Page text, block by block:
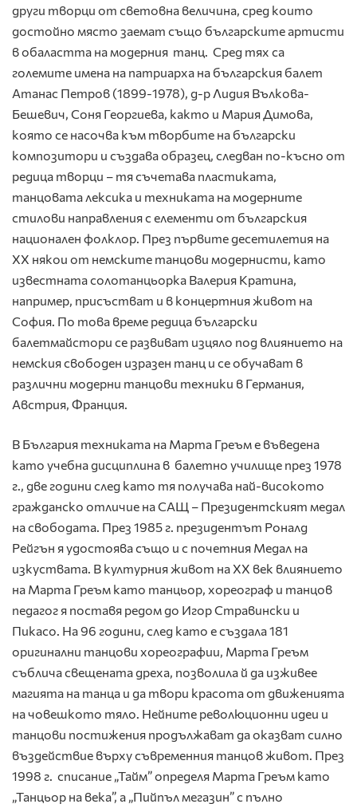
други творци от световна величина, сред които
достойно място заемат също българските артисти
в обаластта на модерния танц. Сред тях са
големите имена на патриарха на българския балет
Атанас Петров (1899-1978), д-р Лидия Вълкова-
Бешевич, Соня Георгиева, както и Мария Димова,
която се насочва към творбите на български
композитори и създава образец, следван по-късно от
редица творци – тя съчетава пластиката,
танцовата лексика и техниката на модерните
стилови направления с елементи от българския
национален фолклор. През първите десетилетия на
ХХ някои от немските танцови модернисти, като
известната солотанцьорка Валерия Кратина,
например, присъстват и в концертния живот на
София. По това време редица български
балетмайстори се развиват изцяло под влиянието на
немския свободен изразен танц и се обучават в
различни модерни танцови техники в Германия,
Австрия, Франция.
В България техниката на Марта Греъм е въведена
като учебна дисциплина в балетно училище през 1978
г., две години след като тя получава най-високото
гражданско отличие на САЩ – Президентският медал
на свободата. През 1985 г. президентът Роналд
Рейгън я удостоява също и с почетния Медал на
изкуствата. В културния живот на ХХ век влиянието
на Марта Греъм като танцьор, хореограф и танцов
педагог я поставя редом до Игор Стравински и
Пикасо. На 96 години, след като е създала 181
оригинални танцови хореографии, Марта Греъм
съблича свещената дреха, позволила й да изживее
магията на танца и да твори красота от движенията
на човешкото тяло. Нейните революционни идеи и
танцови постижения продължават да оказват силно
въздействие върху съвременния танцов живот. През
1998 г. списание „Тайм” определя Марта Греъм като
„Танцьор на века”, а „Пийпъл мегазин” с пълно